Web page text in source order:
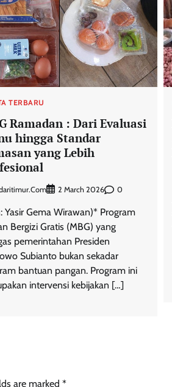
TERBARU
Ramadan : Dari Evaluasi
hingga Standar
yang Lebih
2 March 2026 0
Yasir Gema Wirawan)* Program
Bergizi Gratis (MBG) yang
pemerintahan Presiden
Subianto bukan sekadar
bantuan pangan. Program ini
intervensi kebijakan […]
are marked *